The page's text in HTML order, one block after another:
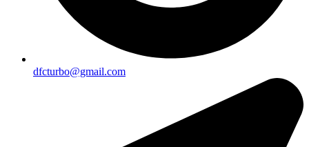
dfcturbo@gmail.com